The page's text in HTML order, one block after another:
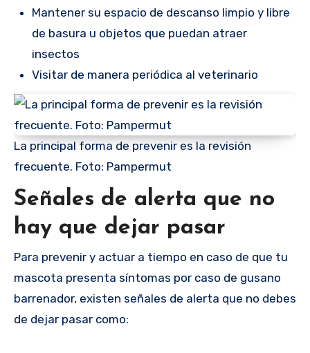
Mantener su espacio de descanso limpio y libre
de basura u objetos que puedan atraer
insectos
Visitar de manera periódica al veterinario
La principal forma de prevenir es la revisión
frecuente. Foto: Pampermut
Señales de alerta que no
hay que dejar pasar
Para prevenir y actuar a tiempo en caso de que tu
mascota presenta síntomas por caso de gusano
barrenador, existen señales de alerta que no debes
de dejar pasar como: